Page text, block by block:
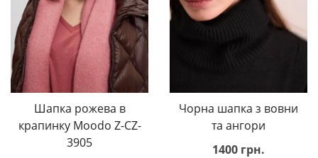
Шапка рожева в
крапинку Moodo Z-CZ-
3905
Чорна шапка з вовни
та ангори
1400 грн.